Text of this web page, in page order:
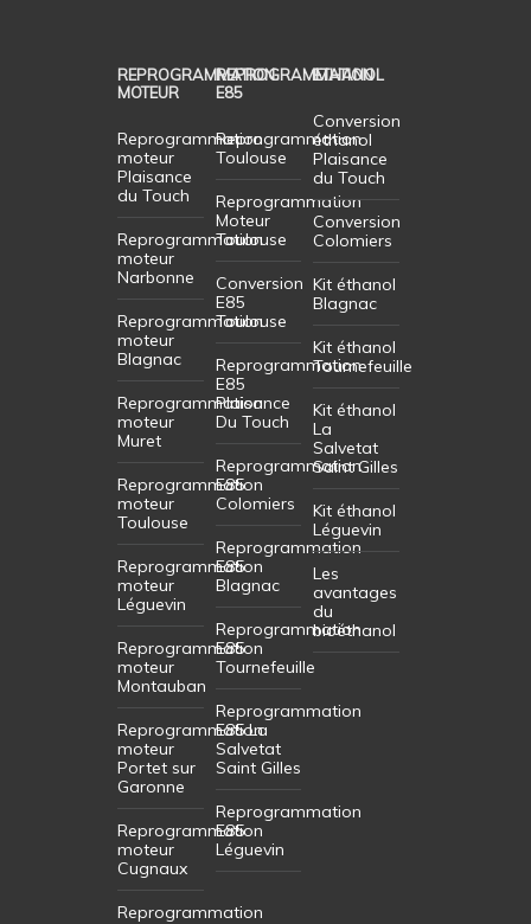
REPROGRAMMATION
MOTEUR
Reprogrammation
moteur
Plaisance
du Touch
Reprogrammation
moteur
Narbonne
Reprogrammation
moteur
Blagnac
Reprogrammation
moteur
Muret
Reprogrammation
moteur
Toulouse
Reprogrammation
moteur
Léguevin
Reprogrammation
moteur
Montauban
Reprogrammation
moteur
Portet sur
Garonne
Reprogrammation
moteur
Cugnaux
Reprogrammation
REPROGRAMMATION
E85
Reprogrammation
Toulouse
Reprogrammation
Moteur
Toulouse
Conversion
E85
Toulouse
Reprogrammation
E85
Plaisance
Du Touch
Reprogrammation
E85
Colomiers
Reprogrammation
E85
Blagnac
Reprogrammation
E85
Tournefeuille
Reprogrammation
E85 La
Salvetat
Saint Gilles
Reprogrammation
E85
Léguevin
ETHANOL
Conversion
éthanol
Plaisance
du Touch
Conversion
Colomiers
Kit éthanol
Blagnac
Kit éthanol
Tournefeuille
Kit éthanol
La
Salvetat
Saint Gilles
Kit éthanol
Léguevin
Les
avantages
du
bioéthanol